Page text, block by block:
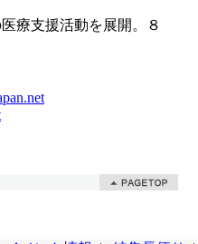
療支援活動を展開。８